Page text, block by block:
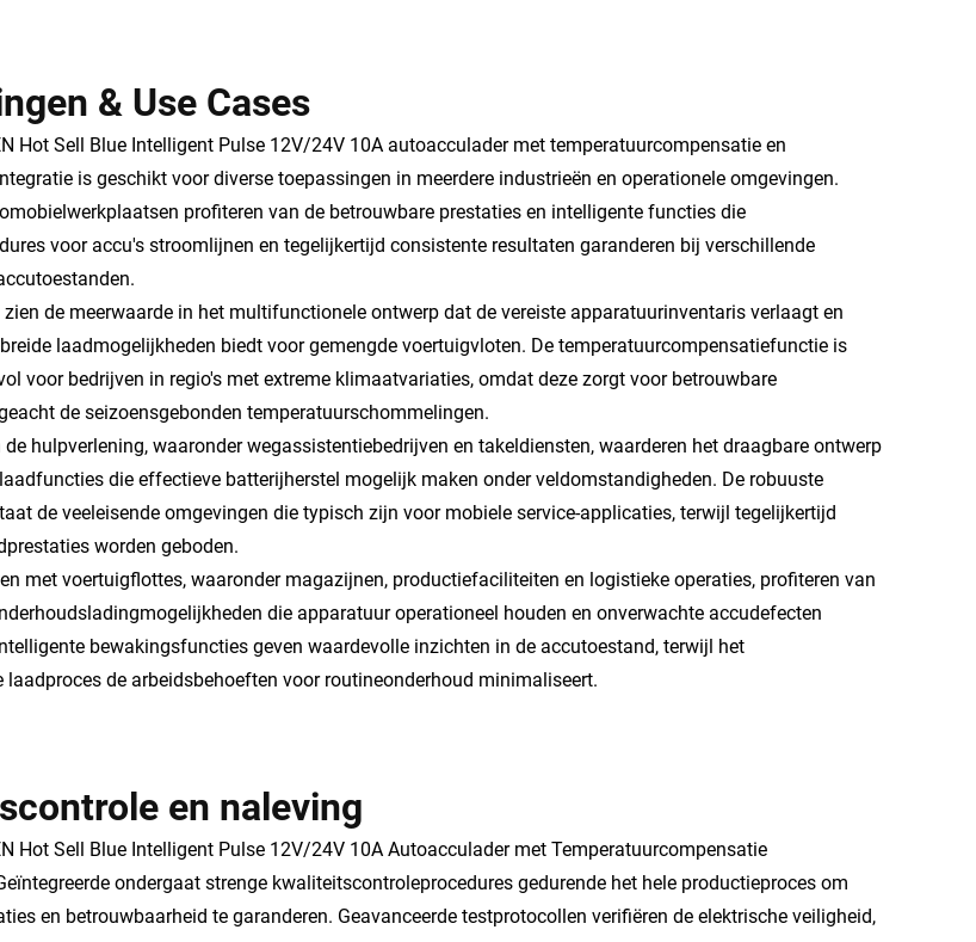
& Use Cases
Hot Sell Blue Intelligent Pulse 12V/24V 10A autoacculader met temperatuurcompensatie en
is geschikt voor diverse toepassingen in meerdere industrieën en operationele omgevingen.
profiteren van de betrouwbare prestaties en intelligente functies die
voor accu's stroomlijnen en tegelijkertijd consistente resultaten garanderen bij verschillende
de meerwaarde in het multifunctionele ontwerp dat de vereiste apparatuurinventaris verlaagt en
laadmogelijkheden biedt voor gemengde voertuigvloten. De temperatuurcompensatiefunctie is
voor bedrijven in regio's met extreme klimaatvariaties, omdat deze zorgt voor betrouwbare
de seizoensgebonden temperatuurschommelingen.
de hulpverlening, waaronder wegassistentiebedrijven en takeldiensten, waarderen het draagbare ontwerp
die effectieve batterijherstel mogelijk maken onder veldomstandigheden. De robuuste
de veeleisende omgevingen die typisch zijn voor mobiele service-applicaties, terwijl tegelijkertijd
worden geboden.
met voertuigflottes, waaronder magazijnen, productiefaciliteiten en logistieke operaties, profiteren van
die apparatuur operationeel houden en onverwachte accudefecten
bewakingsfuncties geven waardevolle inzichten in de accutoestand, terwijl het
laadproces de arbeidsbehoeften voor routineonderhoud minimaliseert.
en naleving
Hot Sell Blue Intelligent Pulse 12V/24V 10A Autoacculader met Temperatuurcompensatie
ondergaat strenge kwaliteitscontroleprocedures gedurende het hele productieproces om
en betrouwbaarheid te garanderen. Geavanceerde testprotocollen verifiëren de elektrische veiligheid,